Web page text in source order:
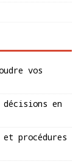
vos
en
procédures